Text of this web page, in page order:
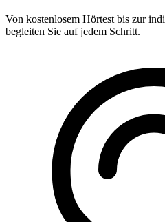
Von kostenlosem Hörtest bis zur
begleiten Sie auf jedem Schritt.